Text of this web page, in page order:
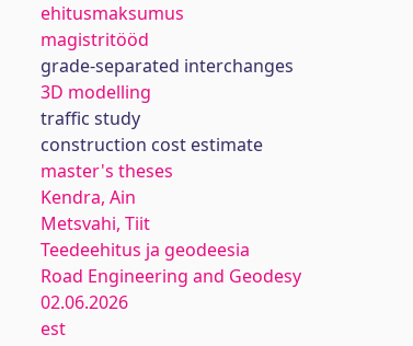
ehitusmaksumus
magistritööd
grade-separated interchanges
3D modelling
traffic study
construction cost estimate
master's theses
Kendra, Ain
Metsvahi, Tiit
Teedeehitus ja geodeesia
Road Engineering and Geodesy
02.06.2026
est